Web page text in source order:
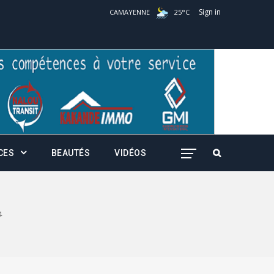
CAMAYENNE 25°C Sign in
BEAUTÉS VIDÉOS